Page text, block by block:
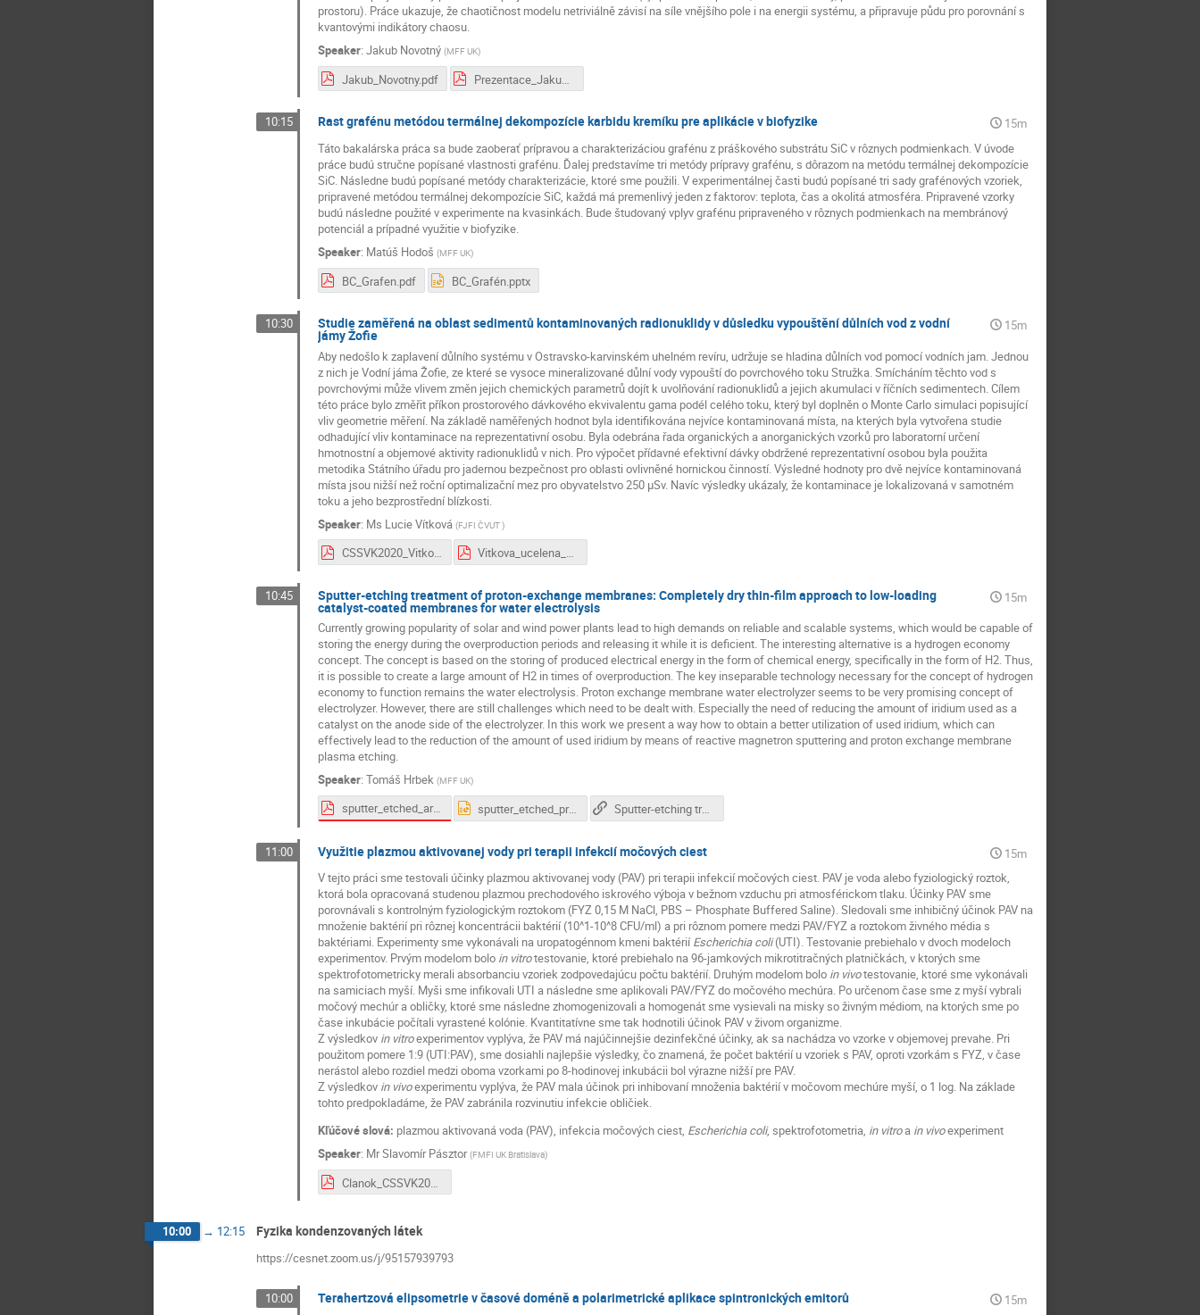
prostoru). Práce ukazuje, že chaotičnost modelu netriviálně závisí na síle vnějšího pole i na energii systému, a připravuje půdu pro porovnání s
kvantovými indikátory chaosu.
Speaker: Jakub Novotný (MFF UK)
Jakub_Novotny.pdf Prezentace_Jakub_Novotný.pdf
10:15 Rast grafénu metódou termálnej dekompozície karbidu kremíku pre aplikácie v biofyzike
15m
Táto bakalárska práca sa bude zaoberať prípravou a charakterizáciou grafénu z práškového substrátu SiC v rôznych podmienkach. V úvode
práce budú stručne popísané vlastnosti grafénu. Ďalej predstavíme tri metódy prípravy grafénu, s dôrazom na metódu termálnej dekompozície
SiC. Následne budú popísané metódy charakterizácie, ktoré sme použili. V experimentálnej časti budú popísané tri sady grafénových vzoriek,
pripravené metódou termálnej dekompozície SiC, každá má premenlivý jeden z faktorov: teplota, čas a okolitá atmosféra. Pripravené vzorky
budú následne použité v experimente na kvasinkách. Bude študovaný vplyv grafénu pripraveného v rôznych podmienkach na membránový
potenciál a prípadné využitie v biofyzike.
Speaker: Matúš Hodoš (MFF UK)
BC_Grafen.pdf BC_Grafén.pptx
10:30 Studie zaměřená na oblast sedimentů kontaminovaných radionuklidy v důsledku vypouštění důlních vod z vodní
jámy Žofie
15m
Aby nedošlo k zaplavení důlního systému v Ostravsko-karvinském uhelném revíru, udržuje se hladina důlních vod pomocí vodních jam. Jednou
z nich je Vodní jáma Žofie, ze které se vysoce mineralizované důlní vody vypouští do povrchového toku Stružka. Smícháním těchto vod s
povrchovými může vlivem změn jejich chemických parametrů dojít k uvolňování radionuklidů a jejich akumulaci v říčních sedimentech. Cílem
této práce bylo změřit příkon prostorového dávkového ekvivalentu gama podél celého toku, který byl doplněn o Monte Carlo simulaci popisující
vliv geometrie měření. Na základě naměřených hodnot byla identifikována nejvíce kontaminovaná místa, na kterých byla vytvořena studie
odhadující vliv kontaminace na reprezentativní osobu. Byla odebrána řada organických a anorganických vzorků pro laboratorní určení
hmotnostní a objemové aktivity radionuklidů v nich. Pro výpočet přídavné efektivní dávky obdržené reprezentativní osobou byla použita
metodika Státního úřadu pro jadernou bezpečnost pro oblasti ovlivněné hornickou činností. Výsledné hodnoty pro dvě nejvíce kontaminovaná
místa jsou nižší než roční optimalizační mez pro obyvatelstvo 250 μSv. Navíc výsledky ukázaly, že kontaminace je lokalizovaná v samotném
toku a jeho bezprostřední blízkosti.
Speaker: Ms Lucie Vítková (FJFI ČVUT)
CSSVK2020_Vitkova.pdf Vitkova_ucelena_cast_DP.pdf
10:45 Sputter-etching treatment of proton-exchange membranes: Completely dry thin-film approach to low-loading
catalyst-coated membranes for water electrolysis
15m
Currently growing popularity of solar and wind power plants lead to high demands on reliable and scalable systems, which would be capable of
storing the energy during the overproduction periods and releasing it while it is deficient. The interesting alternative is a hydrogen economy
concept. The concept is based on the storing of produced electrical energy in the form of chemical energy, specifically in the form of H2. Thus,
it is possible to create a large amount of H2 in times of overproduction. The key inseparable technology necessary for the concept of hydrogen
economy to function remains the water electrolysis. Proton exchange membrane water electrolyzer seems to be very promising concept of
electrolyzer. However, there are still challenges which need to be dealt with. Especially the need of reducing the amount of iridium used as a
catalyst on the anode side of the electrolyzer. In this work we present a way how to obtain a better utilization of used iridium, which can
effectively lead to the reduction of the amount of used iridium by means of reactive magnetron sputtering and proton exchange membrane
plasma etching.
Speaker: Tomáš Hrbek (MFF UK)
sputter_etched_article.pdf sputter_etched_prezentace.pptx Sputter-etching treatment of proton-exchange membranes: Completely dry thin-film approach to low-loading catalyst-coated membranes for water electrolysis
11:00 Využitie plazmou aktivovanej vody pri terapii infekcií močových ciest
15m
V tejto práci sme testovali účinky plazmou aktivovanej vody (PAV) pri terapii infekcií močových ciest. PAV je voda alebo fyziologický roztok,
ktorá bola opracovaná studenou plazmou prechodového iskrového výboja v bežnom vzduchu pri atmosférickom tlaku. Účinky PAV sme
porovnávali s kontrolným fyziologickým roztokom (FYZ 0,15 M NaCl, PBS – Phosphate Buffered Saline). Sledovali sme inhibičný účinok PAV na
množenie baktérií pri rôznej koncentrácii baktérií (10^1-10^8 CFU/ml) a pri rôznom pomere medzi PAV/FYZ a roztokom živného média s
baktériami. Experimenty sme vykonávali na uropatogénnom kmeni baktériíEscherichia coli(UTI). Testovanie prebiehalo v dvoch modeloch
experimentov. Prvým modelom bolo in vitrotestovanie, ktoré prebiehalo na 96-jamkových mikrotitračných platničkách, v ktorých sme
spektrofotometricky merali absorbanciu vzoriek zodpovedajúcu počtu baktérií. Druhým modelom bolo in vivotestovanie, ktoré sme vykonávali
na samiciach myší. Myši sme infikovali UTI a následne sme aplikovali PAV/FYZ do močového mechúra. Po určenom čase sme z myší vybrali
močový mechúr a obličky, ktoré sme následne zhomogenizovali a homogenát sme vysievali na misky so živným médiom, na ktorých sme po
čase inkubácie počítali vyrastené kolónie. Kvantitatívne sme tak hodnotili účinok PAV v živom organizme.
Z výsledkov in vitroexperimentov vyplýva, že PAV má najúčinnejšie dezinfekčné účinky, ak sa nachádza vo vzorke v objemovej prevahe. Pri
použitom pomere 1:9 (UTI:PAV), sme dosiahli najlepšie výsledky, čo znamená, že počet baktérií u vzoriek s PAV, oproti vzorkám s FYZ, v čase
nerástol alebo rozdiel medzi oboma vzorkami po 8-hodinovej inkubácii bol výrazne nižší pre PAV.
Z výsledkov in vivoexperimentu vyplýva, že PAV mala účinok pri inhibovaní množenia baktérií v močovom mechúre myší, o 1 log. Na základe
tohto predpokladáme, že PAV zabránila rozvinutiu infekcie obličiek.
Kľúčové slová: plazmou aktivovaná voda (PAV), infekcia močových ciest, Escherichia coli, spektrofotometria, in vitroa in vivoexperiment
Speaker: MrSlavomír Pásztor (FMFI UK Bratislava)
Clanok_CSSVK2020_final.pdf
10:00 → 12:15 Fyzika kondenzovaných látek
https://cesnet.zoom.us/j/95157939793
10:00 Terahertzová elipsometrie v časové doméně a polarimetrické aplikace spintronických emitorů
15m